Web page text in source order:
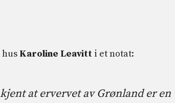
Karoline Leavitt i et notat:
at ervervet av Grønland er en